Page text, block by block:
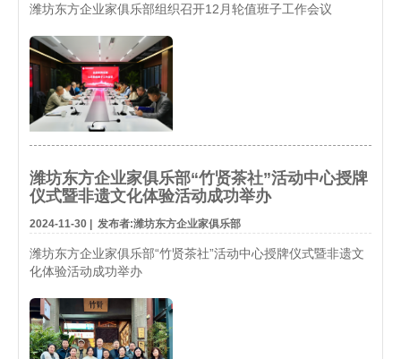
潍坊东方企业家俱乐部组织召开12月轮值班子工作会议
潍坊东方企业家俱乐部“竹贤茶社”活动中心授牌
仪式暨非遗文化体验活动成功举办
2024-11-30 | 发布者:潍坊东方企业家俱乐部
潍坊东方企业家俱乐部“竹贤茶社”活动中心授牌仪式暨非遗文
化体验活动成功举办